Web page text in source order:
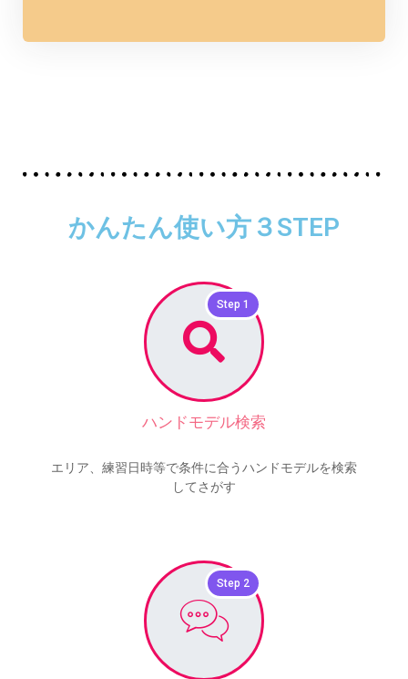
かんたん使い方３STEP
Step 1
ハンドモデル検索
エリア、練習日時等で条件に合うハンドモデルを検索
してさがす
Step 2